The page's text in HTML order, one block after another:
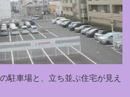
駐車場と、立ち並ぶ住宅が見え